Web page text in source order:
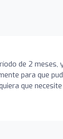
de 2 meses,
para que
que necesite